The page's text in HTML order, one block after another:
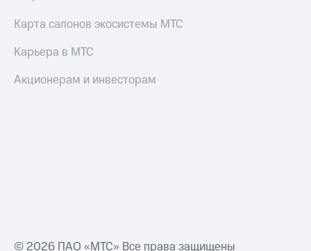
Карта салонов экосистемы МТС
Карьера в МТС
Акционерам и инвесторам
© 2026 ПАО «МТС» Все права защищены